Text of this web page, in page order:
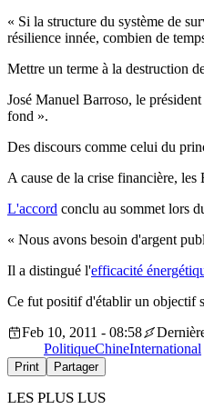
« Si la structure du système de
résilience innée, combien de
Mettre un terme à la destruction
José Manuel Barroso, le
fond ».
Des discours comme celui du
A cause de la crise financière,
L'accord conclu au sommet lors
« Nous avons besoin d'argent
Il a distingué l'efficacité
Ce fut positif d'établir un objectif
Feb 10, 2011 - 08:58
PolitiqueChineInternational
Print Partager
LES PLUS LUS